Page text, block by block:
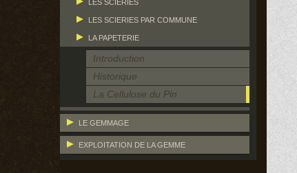
LES SCIERIES
LES SCIERIES PAR COMMUNE
LA PAPETERIE
Introduction
Historique
La Cellulose du Pin
LE GEMMAGE
EXPLOITATION DE LA GEMME